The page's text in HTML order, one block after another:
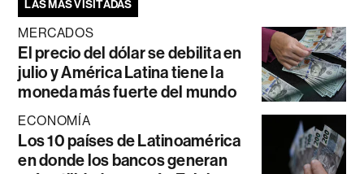
LAS MÁS VISITADAS
MERCADOS
El precio del dólar se debilita en
julio y América Latina tiene la
moneda más fuerte del mundo
ECONOMÍA
Los 10 países de Latinoamérica
en donde los bancos generan